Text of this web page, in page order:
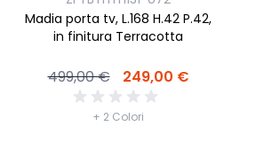
Madia porta tv, L.168 H.42 P.42,
in finitura Terracotta
499,00 € 249,00 €
+ 2 Colori